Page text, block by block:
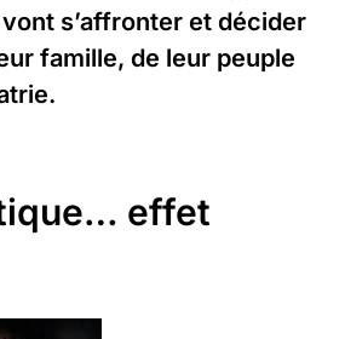
s’affronter et décider
famille, de leur peuple
effet